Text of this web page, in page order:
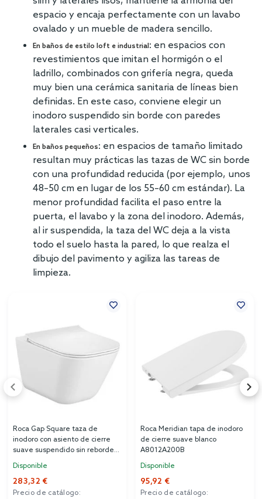
espacio y encaja perfectamente con un lavabo
ovalado y un mueble de madera sencillo.
En baños de estilo loft e industrial: en espacios con
revestimientos que imitan el hormigón o el
ladrillo, combinados con grifería negra, queda
muy bien una cerámica sanitaria de líneas bien
definidas. En este caso, conviene elegir un
inodoro suspendido sin borde con paredes
laterales casi verticales.
En baños pequeños: en espacios de tamaño limitado
resultan muy prácticas las tazas de WC sin borde
con una profundidad reducida (por ejemplo, unos
48–50 cm en lugar de los 55–60 cm estándar). La
menor profundidad facilita el paso entre la
puerta, el lavabo y la zona del inodoro. Además,
al ir suspendida, la taza del WC deja a la vista
todo el suelo hasta la pared, lo que realza el
dibujo del pavimento y agiliza las tareas de
limpieza.
Roca Gap Square taza de
inodoro con asiento de cierre
suave suspendido sin reborde
blanco A34H472000
Disponible
283,32 €
Precio de catálogo:
Roca Meridian tapa de inodoro
de cierre suave blanco
A8012A200B
Disponible
95,92 €
Precio de catálogo: